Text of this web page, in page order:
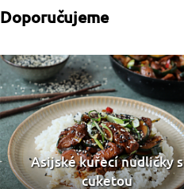
Doporučujeme
Asijské kuřecí nudličky s
cuketou